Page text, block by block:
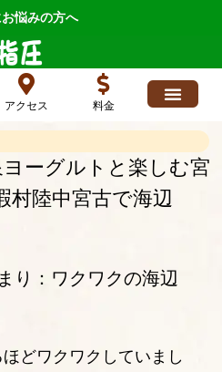
悩みの方へ
アクセス 料金
ーグルトと楽しむ宮
村陸中宮古で海辺
り：ワクワクの海辺
どワクワクしていまし